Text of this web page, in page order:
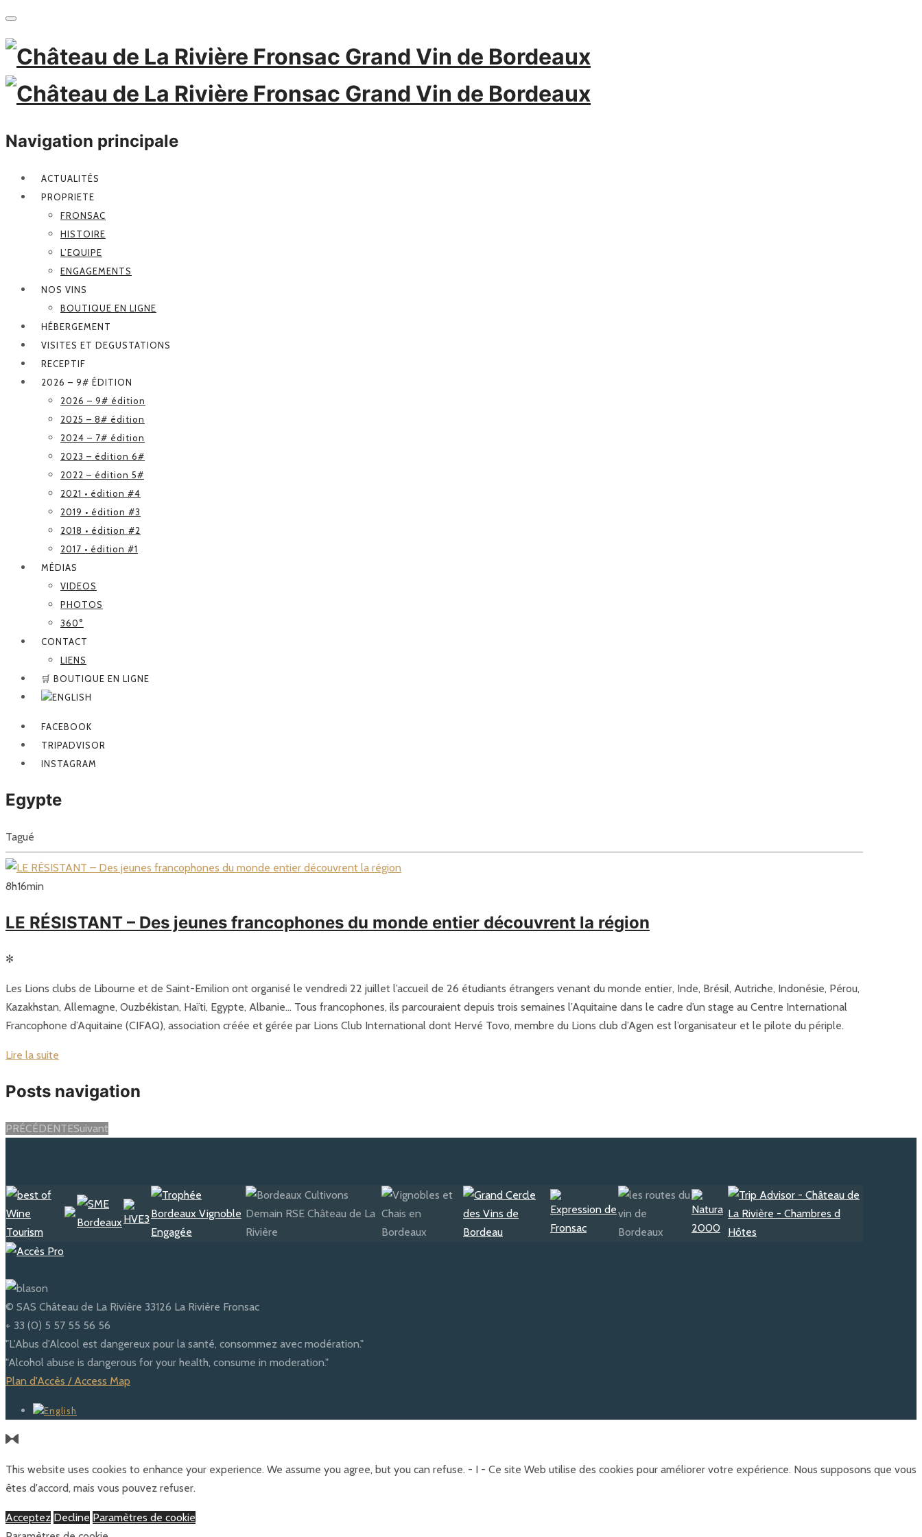
Navigation principale
ACTUALITÉS
PROPRIETE
FRONSAC
HISTOIRE
L’EQUIPE
ENGAGEMENTS
NOS VINS
BOUTIQUE EN LIGNE
HÉBERGEMENT
VISITES ET DEGUSTATIONS
RECEPTIF
2026 – 9# ÉDITION
2026 – 9# édition
2025 – 8# édition
2024 – 7# édition
2023 – édition 6#
2022 – édition 5#
2021 • édition #4
2019 • édition #3
2018 • édition #2
2017 • édition #1
MÉDIAS
VIDEOS
PHOTOS
360°
CONTACT
LIENS
🛒 BOUTIQUE EN LIGNE
FACEBOOK
TRIPADVISOR
INSTAGRAM
Egypte
Tagué
8h16min
LE RÉSISTANT – Des jeunes francophones du monde entier découvrent la région
✻
Les Lions clubs de Libourne et de Saint-Emilion ont organisé le vendredi 22 juillet l’accueil de 26 étudiants étrangers venant du monde entier, Inde, Brésil, Autriche, Indonésie, Pérou,
Kazakhstan, Allemagne, Ouzbékistan, Haïti, Egypte, Albanie… Tous francophones, ils parcouraient depuis trois semaines l’Aquitaine dans le cadre d’un stage au Centre International
Francophone d’Aquitaine (CIFAQ), association créée et gérée par Lions Club International dont Hervé Tovo, membre du Lions club d’Agen est l’organisateur et le pilote du périple.
Lire la suite
Posts navigation
PRÉCÉDENTESuivant
© SAS Château de La Rivière 33126 La Rivière Fronsac
+ 33 (0) 5 57 55 56 56
"L'Abus d'Alcool est dangereux pour la santé, consommez avec modération."
"Alcohol abuse is dangerous for your health, consume in moderation."
Plan d'Accès / Access Map
This website uses cookies to enhance your experience. We assume you agree, but you can refuse. - I - Ce site Web utilise des cookies pour améliorer votre expérience. Nous supposons que vous
êtes d'accord, mais vous pouvez refuser.
Acceptez Decline Paramètres de cookie